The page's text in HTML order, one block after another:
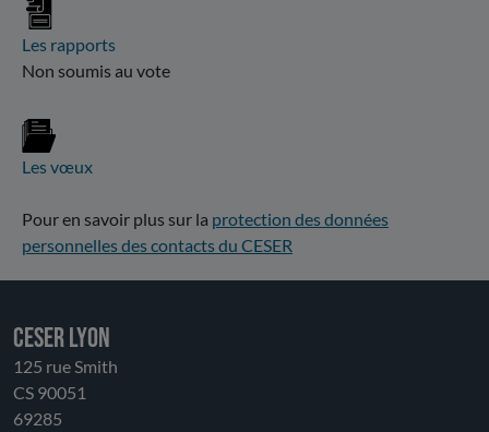
Les rapports
Non soumis au vote
Les vœux
Pour en savoir plus sur la protection des données
personnelles des contacts du CESER
CESER LYON
125 rue Smith
CS 90051
69285